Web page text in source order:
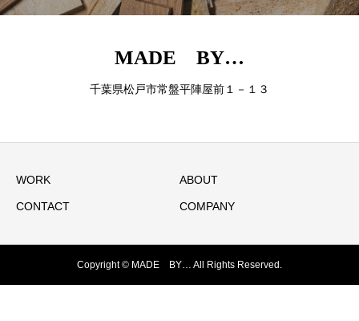
MADE BY…
千葉県松戸市常盤平陣屋前１－１３
WORK ABOUT
CONTACT COMPANY
Copyright © MADE BY… All Rights Reserved.